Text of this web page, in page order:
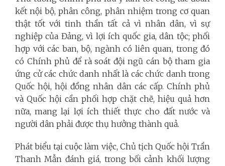
kết nội bộ, phân công, phân nhiệm trong cơ quan
thật tốt với tinh thần tất cả vì nhân dân, vì sự
nghiệp của Đảng, vì lợi ích quốc gia, dân tộc; phối
hợp với các ban, bộ, ngành có liên quan, trong đó
có Chính phủ để rà soát đội ngũ cán bộ tham gia
ứng cử các chức danh nhất là các chức danh trong
Quốc hội, hội đồng nhân dân các cấp. Chính phủ
và Quốc hội cần phối hợp chặt chẽ, hiệu quả hơn
nữa, mang lại lợi ích thiết thực cho đất nước và
người dân phải được thụ hưởng thành quả.
Phát biểu tại cuộc làm việc, Chủ tịch Quốc hội Trần
Thanh Mẫn đánh giá, trong bối cảnh khối lượng